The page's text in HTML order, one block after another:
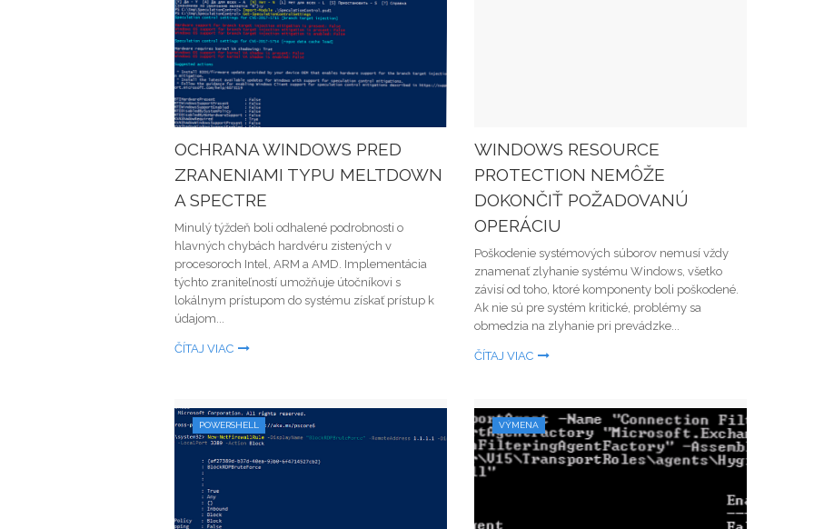
OCHRANA WINDOWS PRED
ZRANENIAMI TYPU MELTDOWN
A SPECTRE
Minulý týždeň boli odhalené podrobnosti o
hlavných chybách hardvéru zistených v
procesoroch Intel, ARM a AMD. Implementácia
týchto zraniteľností umožňuje útočníkovi s
lokálnym prístupom do systému získať prístup k
údajom...
ČÍTAJ VIAC
WINDOWS RESOURCE
PROTECTION NEMÔŽE
DOKONČIŤ POŽADOVANÚ
OPERÁCIU
Poškodenie systémových súborov nemusí vždy
znamenať zlyhanie systému Windows, všetko
závisí od toho, ktoré komponenty boli poškodené.
Ak nie sú pre systém kritické, problémy sa
obmedzia na zlyhanie pri prevádzke...
ČÍTAJ VIAC
POWERSHELL VÝMENA